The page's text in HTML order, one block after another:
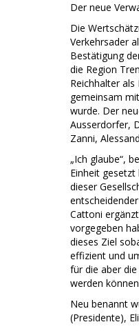
Der neue
Die
Verkehrsader
Bestätigung
die Region
Reichhalter
gemeinsam
wurde. Der
Ausserdorfer,
Zanni,
„Ich glaube“,
Einheit
dieser
Cattoni
vorgegeben
dieses Ziel
effizient und
für die aber
werden
Neu benannt
(Presidente),